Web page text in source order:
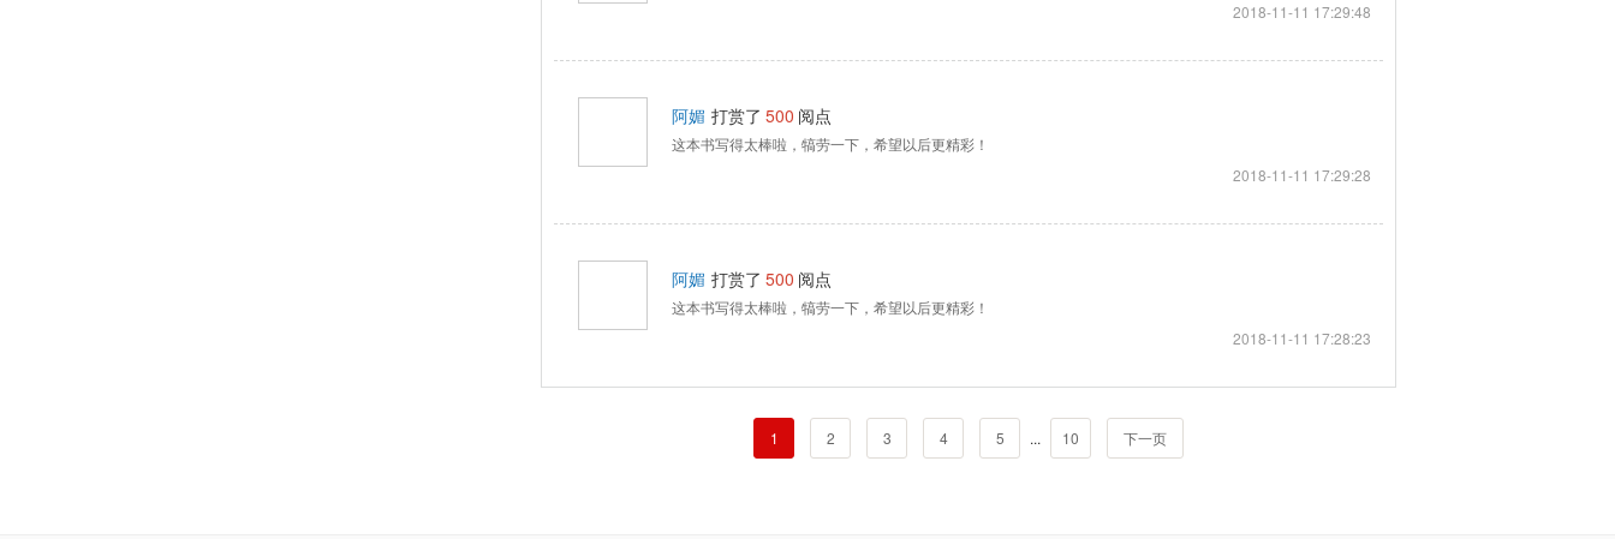
2018-11-11 17:29:48
阿媚 打赏了 500 阅点
这本书写得太棒啦，犒劳一下，希望以后更精彩！
2018-11-11 17:29:28
阿媚 打赏了 500 阅点
这本书写得太棒啦，犒劳一下，希望以后更精彩！
2018-11-11 17:28:23
1 2 3 4 5 ... 10 下一页